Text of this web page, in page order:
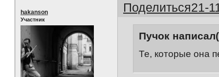
Поделиться21-
hakanson
Участник
Пучок
Те, которые она